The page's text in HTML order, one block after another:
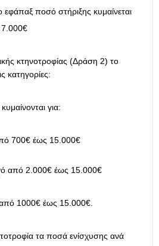
εφάπαξ ποσό στήριξης κυμαίνεται
κτηνοτροφίας (Δράση 2) το
κατηγορίες:
για:
700€ έως 15.000€
από 2.000€ έως 15.000€
από 1000€ έως 15.000€.
τα ποσά ενίσχυσης ανά